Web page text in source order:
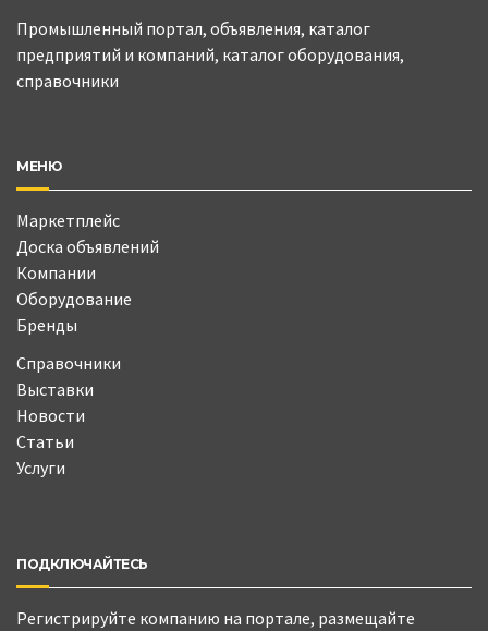
Промышленный портал, объявления, каталог
предприятий и компаний, каталог оборудования,
справочники
МЕНЮ
Маркетплейс
Доска объявлений
Компании
Оборудование
Бренды
Справочники
Выставки
Новости
Статьи
Услуги
ПОДКЛЮЧАЙТЕСЬ
Регистрируйте компанию на портале, размещайте